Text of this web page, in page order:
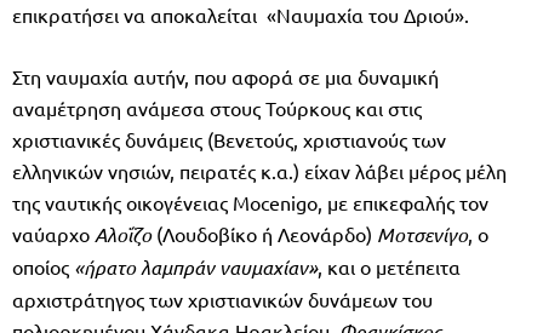
επικρατήσει να αποκαλείται «Ναυμαχία του Δριού».
Στη ναυμαχία αυτήν, που αφορά σε μια δυναμική
αναμέτρηση ανάμεσα στους Τούρκους και στις
χριστιανικές δυνάμεις (Βενετούς, χριστιανούς των
ελληνικών νησιών, πειρατές κ.α.) είχαν λάβει μέρος μέλη
της ναυτικής οικογένειας Mocenigo, με επικεφαλής τον
ναύαρχο Αλοΐζο (Λουδοβίκο ή Λεονάρδο) Μοτσενίγο, ο
οποίος «ήρατο λαμπράν ναυμαχίαν», και ο μετέπειτα
αρχιστράτηγος των χριστιανικών δυνάμεων του